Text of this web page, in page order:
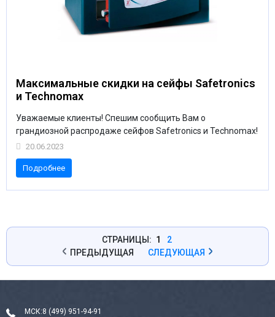
Максимальные скидки на сейфы Safetronics
и Technomax
Уважаемые клиенты! Спешим сообщить Вам о
грандиозной распродаже сейфов Safetronics и Technomax!
20.06.2023
Подробнее
СТРАНИЦЫ: 1
2
ПРЕДЫДУЩАЯ
СЛЕДУЮЩАЯ
МСК:8 (499) 951-94-91